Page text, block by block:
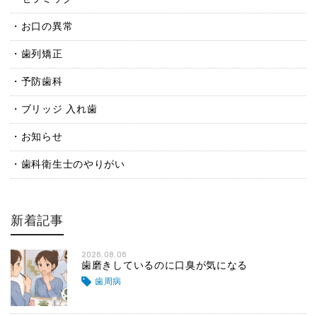
お口の異常
歯列矯正
予防歯科
ブリッジ 入れ歯
お知らせ
歯科衛生士のやりがい
新着記事
2026.08.06
歯磨きしているのに口臭が気になる
歯周病